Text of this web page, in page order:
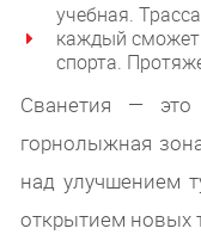
учебная.
каждый сможет
спорта.
Сванетия — это
горнолыжная
над улучшением
открытием новых